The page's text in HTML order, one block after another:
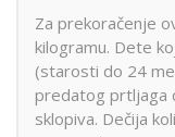
Za prekoračenje
kilogramu. Dete
(starosti do 24
predatog prtljaga
sklopiva. Dečija